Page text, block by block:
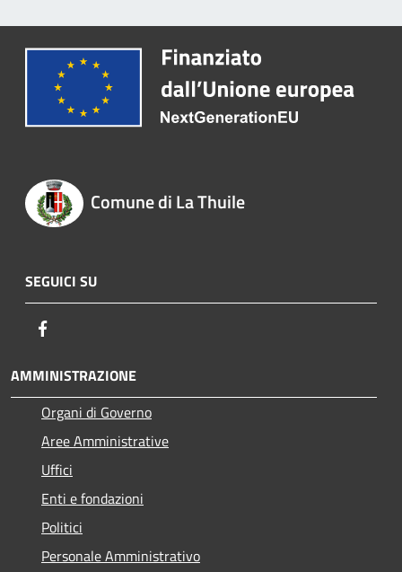
Comune di La Thuile
SEGUICI SU
AMMINISTRAZIONE
Organi di Governo
Aree Amministrative
Uffici
Enti e fondazioni
Politici
Personale Amministrativo